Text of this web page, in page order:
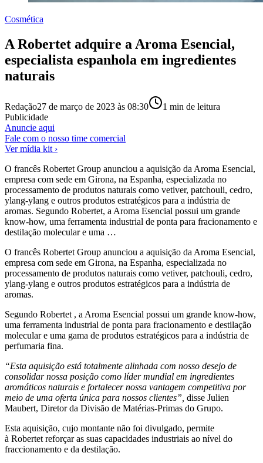
Cosmética
A Robertet adquire a Aroma Esencial,
especialista espanhola em ingredientes
naturais
Redação27 de março de 2023 às 08:30 1 min de leitura
Publicidade
Anuncie aqui
Fale com o nosso time comercial
Ver mídia kit ›
O francês Robertet Group anunciou a aquisição da Aroma Esencial,
empresa com sede em Girona, na Espanha, especializada no
processamento de produtos naturais como vetiver, patchouli, cedro,
ylang-ylang e outros produtos estratégicos para a indústria de
aromas. Segundo Robertet, a Aroma Esencial possui um grande
know-how, uma ferramenta industrial de ponta para fracionamento e
destilação molecular e uma …
O francês Robertet Group anunciou a aquisição da Aroma Esencial,
empresa com sede em Girona, na Espanha, especializada no
processamento de produtos naturais como vetiver, patchouli, cedro,
ylang-ylang e outros produtos estratégicos para a indústria de
aromas.
Segundo Robertet , a Aroma Esencial possui um grande know-how,
uma ferramenta industrial de ponta para fracionamento e destilação
molecular e uma gama de produtos estratégicos para a indústria de
perfumaria fina.
“Esta aquisição está totalmente alinhada com nosso desejo de
consolidar nossa posição como líder mundial em ingredientes
aromáticos naturais e fortalecer nossa vantagem competitiva por
meio de uma oferta única para nossos clientes”, disse Julien
Maubert, Diretor da Divisão de Matérias-Primas do Grupo.
Esta aquisição, cujo montante não foi divulgado, permite
à Robertet reforçar as suas capacidades industriais ao nível do
fraccionamento e da destilação.